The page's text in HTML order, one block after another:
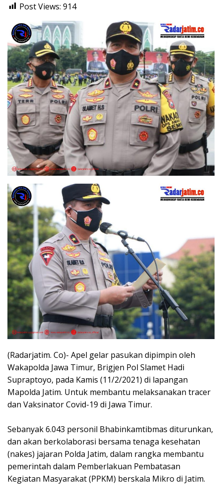
Post Views: 914
(Radarjatim. Co)- Apel gelar pasukan dipimpin oleh
Wakapolda Jawa Timur, Brigjen Pol Slamet Hadi
Supraptoyo, pada Kamis (11/2/2021) di lapangan
Mapolda Jatim. Untuk membantu melaksanakan tracer
dan Vaksinator Covid-19 di Jawa Timur.
Sebanyak 6.043 personil Bhabinkamtibmas diturunkan,
dan akan berkolaborasi bersama tenaga kesehatan
(nakes) jajaran Polda Jatim, dalam rangka membantu
pemerintah dalam Pemberlakuan Pembatasan
Kegiatan Masyarakat (PPKM) berskala Mikro di Jatim.